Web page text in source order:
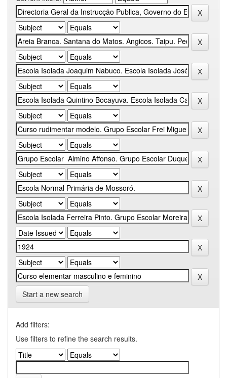
Start a new search
Add filters:
Use filters to refine the search results.